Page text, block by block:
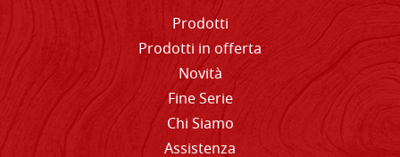
Prodotti
Prodotti in offerta
Novità
Fine Serie
Chi Siamo
Assistenza